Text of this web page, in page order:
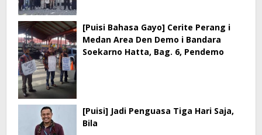
[Puisi Bahasa Gayo] Cerite Perang i
Medan Area Den Demo i Bandara
Soekarno Hatta, Bag. 6, Pendemo
[Puisi] Jadi Penguasa Tiga Hari Saja,
Bila